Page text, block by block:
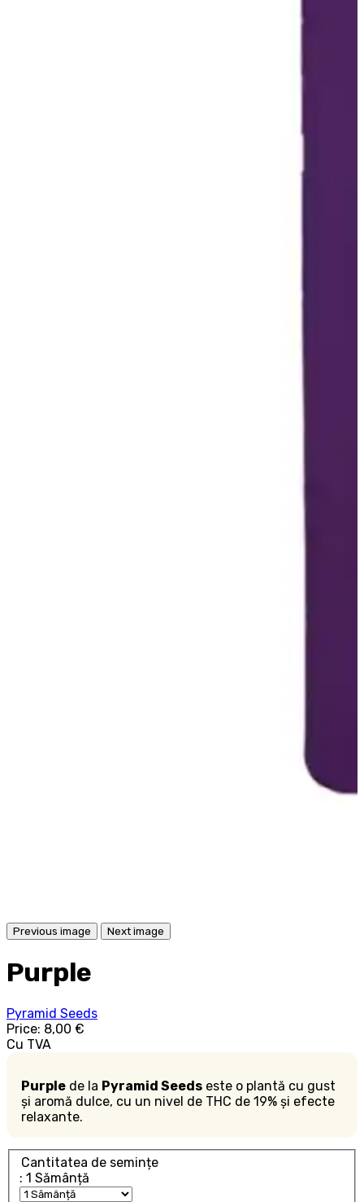
Previous image Next image
Purple
Pyramid Seeds
Price: 8,00 €
Cu TVA
Purple de la Pyramid Seeds este o plantă cu gust
și aromă dulce, cu un nivel de THC de 19% și efecte
relaxante.
Cantitatea de semințe
: 1 Sămânță